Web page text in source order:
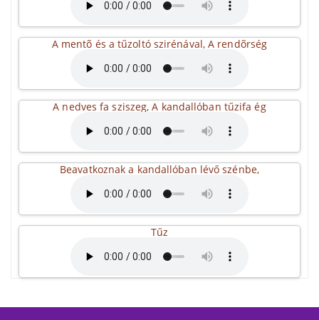
A mentõ és a tűzoltó szirénával, A rendõrség
A nedves fa sziszeg, A kandallóban tűzifa ég
Beavatkoznak a kandallóban lévő szénbe,
Tűz